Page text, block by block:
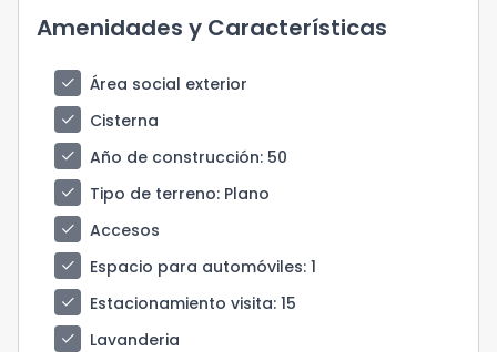
Amenidades y Características
check
Área social exterior
check
Cisterna
check
Año de construcción: 50
check
Tipo de terreno: Plano
check
Accesos
check
Espacio para automóviles: 1
check
Estacionamiento visita: 15
check
Lavanderia